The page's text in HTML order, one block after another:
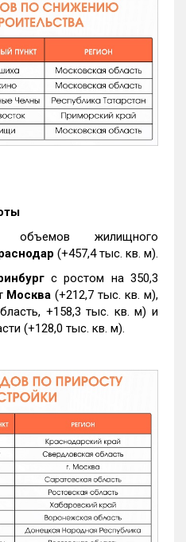
объемов жилищного
(+457,4 тыс. кв. м).
с ростом на 350,3
Москва (+212,7 тыс. кв. м),
+158,3 тыс. кв. м) и
(+128,0 тыс. кв. м).